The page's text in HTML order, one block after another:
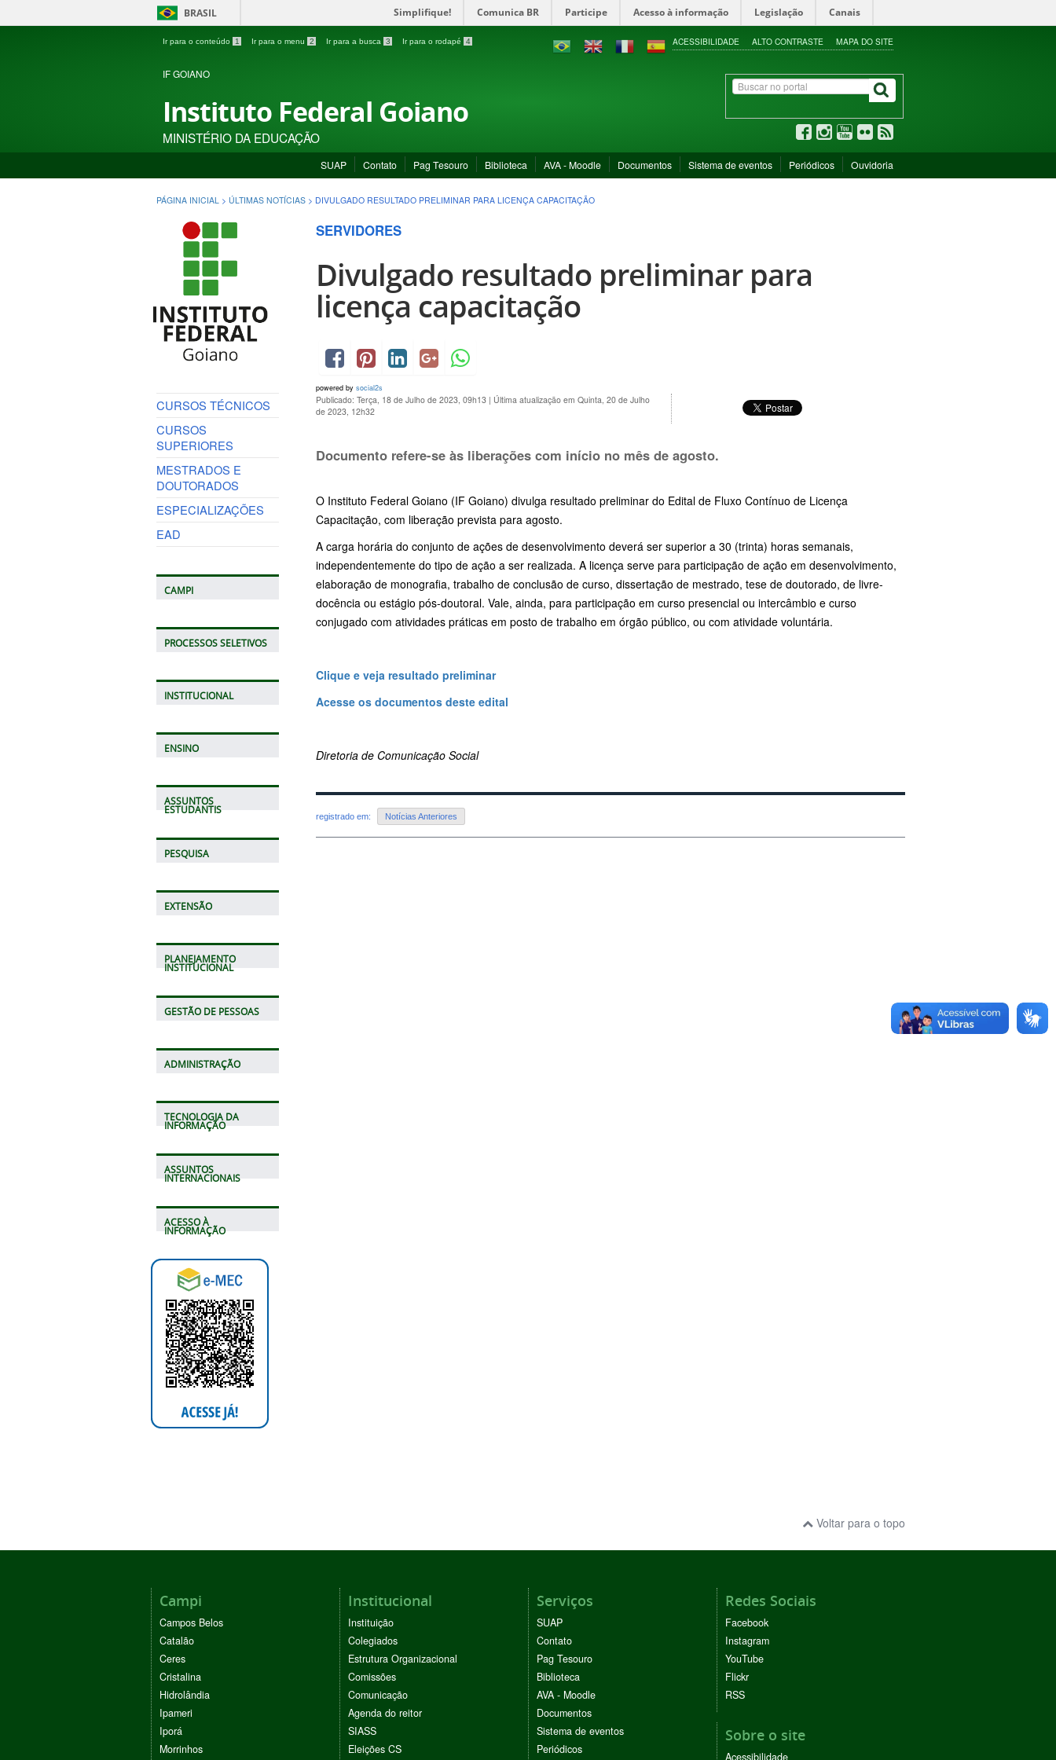
BRASIL Simplifique! Comunica BR Participe Acesso à informação Legislação Canais
Ir para o conteúdo 1 Ir para o menu 2 Ir para a busca 3 Ir para o rodapé 4 ACESSIBILIDADE ALTO CONTRASTE MAPA DO SITE
IF GOIANO
Instituto Federal Goiano
MINISTÉRIO DA EDUCAÇÃO
SUAP Contato Pag Tesouro Biblioteca AVA - Moodle Documentos Sistema de eventos Periódicos Ouvidoria
PÁGINA INICIAL > ÚLTIMAS NOTÍCIAS > DIVULGADO RESULTADO PRELIMINAR PARA LICENÇA CAPACITAÇÃO
CURSOS TÉCNICOS
CURSOS
SUPERIORES
MESTRADOS E
DOUTORADOS
ESPECIALIZAÇÕES
EAD
CAMPI
PROCESSOS SELETIVOS
INSTITUCIONAL
ENSINO
ASSUNTOS
ESTUDANTIS
PESQUISA
EXTENSÃO
PLANEJAMENTO
INSTITUCIONAL
GESTÃO DE PESSOAS
ADMINISTRAÇÃO
TECNOLOGIA DA
INFORMAÇÃO
ASSUNTOS
INTERNACIONAIS
ACESSO À
INFORMAÇÃO
SERVIDORES
Divulgado resultado preliminar para
licença capacitação
powered by social2s
Publicado: Terça, 18 de Julho de 2023, 09h13 | Última atualização em Quinta, 20 de Julho
de 2023, 12h32
Documento refere-se às liberações com início no mês de agosto.
O Instituto Federal Goiano (IF Goiano) divulga resultado preliminar do Edital de Fluxo Contínuo de Licença
Capacitação, com liberação prevista para agosto.
A carga horária do conjunto de ações de desenvolvimento deverá ser superior a 30 (trinta) horas semanais,
independentemente do tipo de ação a ser realizada. A licença serve para participação de ação em desenvolvimento,
elaboração de monografia, trabalho de conclusão de curso, dissertação de mestrado, tese de doutorado, de livre-
docência ou estágio pós-doutoral. Vale, ainda, para participação em curso presencial ou intercâmbio e curso
conjugado com atividades práticas em posto de trabalho em órgão público, ou com atividade voluntária.
Clique e veja resultado preliminar
Acesse os documentos deste edital
Diretoria de Comunicação Social
registrado em: Notícias Anteriores
Voltar para o topo
Campi
Campos Belos
Catalão
Ceres
Cristalina
Hidrolândia
Ipameri
Iporá
Morrinhos
Institucional
Instituição
Colegiados
Estrutura Organizacional
Comissões
Comunicação
Agenda do reitor
SIASS
Eleições CS
Serviços
SUAP
Contato
Pag Tesouro
Biblioteca
AVA - Moodle
Documentos
Sistema de eventos
Periódicos
Redes Sociais
Facebook
Instagram
YouTube
Flickr
RSS
Sobre o site